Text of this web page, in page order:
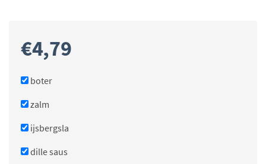
€4,79
boter
zalm
ijsbergsla
dille saus